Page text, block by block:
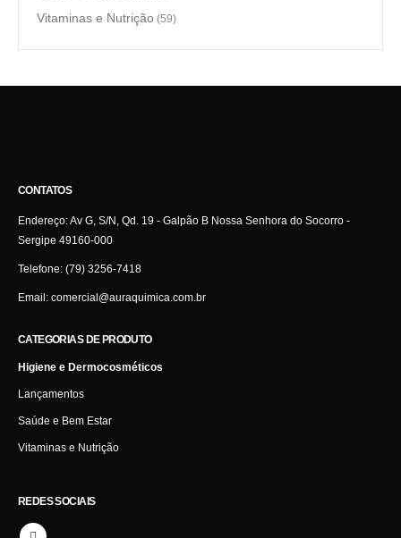
Vitaminas e Nutrição (59)
CONTATOS
Endereço:Av G, S/N, Qd. 19 - Galpão B Nossa Senhora do Socorro -
Sergipe 49160-000
Telefone: (79) 3256-7418
Email: comercial@auraquimica.com.br
CATEGORIAS DE PRODUTO
Higiene e Dermocosméticos
Lançamentos
Saúde e Bem Estar
Vitaminas e Nutrição
REDES SOCIAIS